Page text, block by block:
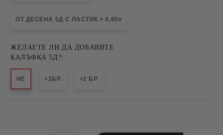
ОТ ДЕСЕНА 5Д С ЛАСТИК + 4,60e
ЖЕЛАЕТЕ ЛИ ДА ДОБАВИТЕ
КАЛЪФКА 5Д?:
НЕ +1БР. +2 БР